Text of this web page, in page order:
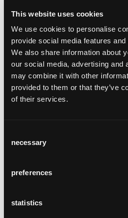
This website uses cookies
We use cookies to personalise
provide social media features
We also share information about
our social media, advertising and
may combine it with other
provided to them or that they’ve
of their services.
Selection
necessary
preferences
statistics
st. georg
Herbertshausen,
Deutschland